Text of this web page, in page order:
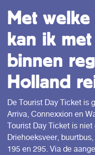
Met
kan ik
binnen
Holland
De Tourist Day Ticket is
Arriva, Connexxion en
Tourist Day Ticket is
Driehoeksveer,
195 en 295. Via de